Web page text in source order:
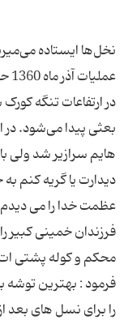
نخل‌ها ایستاده
در ارتفاعات تنگه
بعثی پیدا می‌شود. در
هایم سرازیر شد ولی
دیدارت یا گریه کنم
عظمت خدا را می
فرزندان خمینی کبیر
محکم و کوله پشتی ات
فرمود : بهترین توشه
را برای نسل های بعد